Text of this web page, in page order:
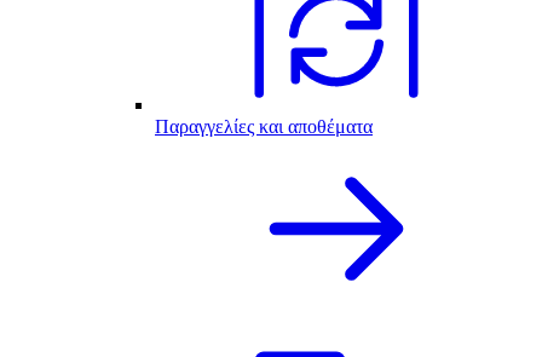
Παραγγελίες και αποθέματα